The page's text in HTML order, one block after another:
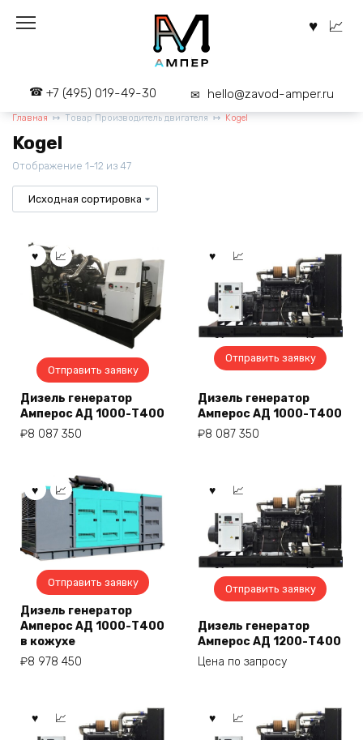
+7 (495) 019-49-30 hello@zavod-amper.ru
Главная Товар Производитель двигателя Kogel
Kogel
Отображение 1–12 из 47
Отправить заявку
Дизель генератор
Амперос АД 1000-Т400
₽8 087 350
Отправить заявку
Дизель генератор
Амперос АД 1000-Т400
₽8 087 350
Отправить заявку
Дизель генератор
Амперос АД 1000-Т400
в кожухе
₽8 978 450
Отправить заявку
Дизель генератор
Амперос АД 1200-Т400
Цена по запросу